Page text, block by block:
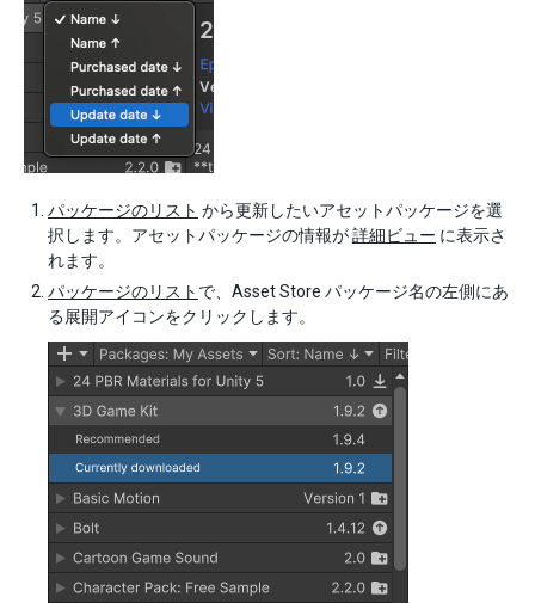
パッケージのリスト から更新したいアセットパッケージを選
択します。アセットパッケージの情報が詳細ビュー に表示さ
れます。
パッケージのリスト で、Asset Store パッケージ名の左側にあ
る展開アイコンをクリックします。